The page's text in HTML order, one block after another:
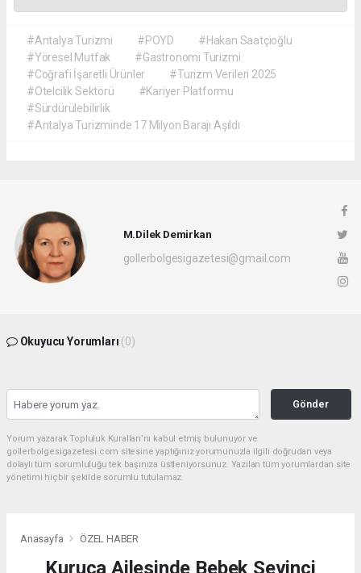
#Antalya Turizmi #POYD
#Hakan Saatçioğlu
#Yöresel Mutfak
#Gastronomi Turizmi
#Coğrafi İşaretli Ürünler
#Turizm Verileri 2025
#Otelcilik Sektörü
#Kariyer Platformu
#Sürdürülebilirlik
#Antalya Turizminde 17 Milyon Barajı Aşıldı
M.Dilek Demirkan
gollerbolgesigazetesi@gmail.com
Okuyucu Yorumları (0)
Gönder
Yorum yazarak Topluluk Kuralları’nı kabul etmiş bulunuyor ve
gollerbolgesigazetesi.com sitesine yaptığınız yorumunuzla ilgili doğrudan veya
dolaylı tüm sorumluluğu tek başınıza üstleniyorsunuz. Yazılan tüm yorumlardan site
yönetimi hiçbir şekilde sorumlu tutulamaz.
Anasayfa ÖZEL HABER
Kuruca Ailesinde Bebek Sevinci